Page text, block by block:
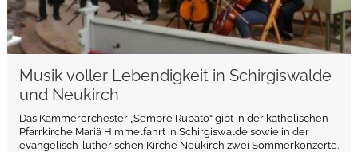
Musik voller Lebendigkeit in Schirgiswalde
und Neukirch
Das Kammerorchester „Sempre Rubato“ gibt in der katholischen
Pfarrkirche Mariä Himmelfahrt in Schirgiswalde sowie in der
evangelisch-lutherischen Kirche Neukirch zwei Sommerkonzerte.